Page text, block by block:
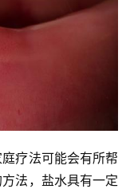
疗法可能会有所帮
法，盐水具有一定